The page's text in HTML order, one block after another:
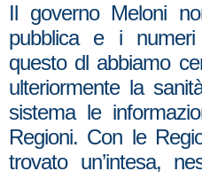
Il governo Meloni
pubblica e i
questo dl abbiamo
ulteriormente la
sistema le
Regioni. Con le
trovato un’intesa,